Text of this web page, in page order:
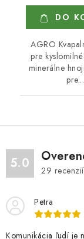
DO
AGRO
pre
minerálne
pre...
5.0 29
Petra
Komunikácia ľudí je